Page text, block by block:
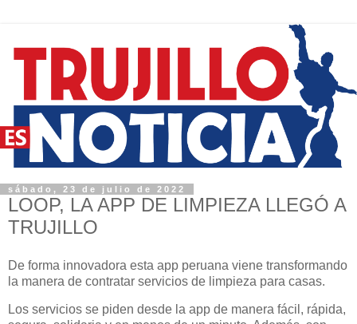
sábado, 23 de julio de 2022
LOOP, LA APP DE LIMPIEZA LLEGÓ A
TRUJILLO
De forma innovadora esta app peruana viene transformando
la manera de contratar servicios de limpieza para casas.
Los servicios se piden desde la app de manera fácil, rápida,